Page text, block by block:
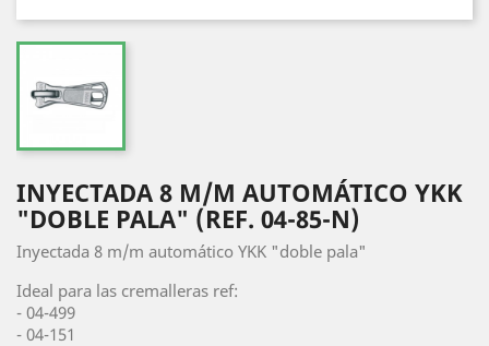
INYECTADA 8 M/M AUTOMÁTICO YKK
"DOBLE PALA" (REF. 04-85-N)
Inyectada 8 m/m automático YKK "doble pala"
Ideal para las cremalleras ref:
- 04-499
- 04-151